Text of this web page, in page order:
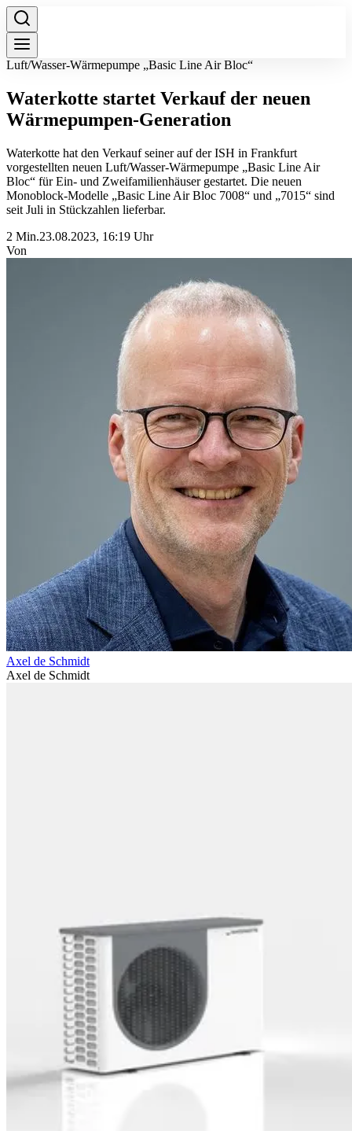
Luft/Wasser-Wärmepumpe „Basic Line Air Bloc“
Waterkotte startet Verkauf der neuen
Wärmepumpen-Generation
Waterkotte hat den Verkauf seiner auf der ISH in Frankfurt
vorgestellten neuen Luft/Wasser-Wärmepumpe „Basic Line Air
Bloc“ für Ein- und Zweifamilienhäuser gestartet. Die neuen
Monoblock-Modelle „Basic Line Air Bloc 7008“ und „7015“ sind
seit Juli in Stückzahlen lieferbar.
2 Min.23.08.2023, 16:19 Uhr
Von
Axel de Schmidt
Axel de Schmidt